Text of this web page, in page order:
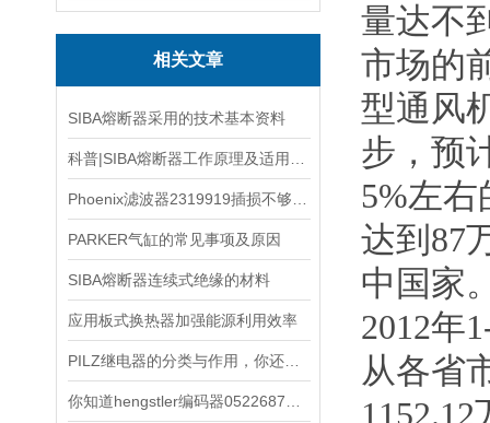
相关文章
SIBA熔断器采用的技术基本资料
PARKER气缸的常见事项及原因
SIBA熔断器连续式绝缘的材料
应用板式换热器加强能源利用效率
量达不
市场的
型通风
步，预
5%左右
达到87
中国家
2012年
从各省